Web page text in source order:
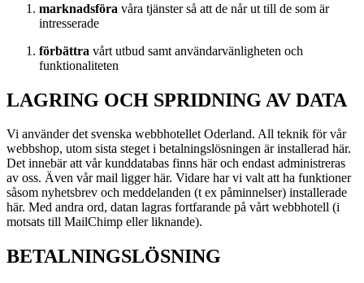
marknadsföra våra tjänster så att de når ut till de som är
intresserade
förbättra vårt utbud samt användarvänligheten och
funktionaliteten
LAGRING OCH SPRIDNING AV DATA
Vi använder det svenska webbhotellet Oderland. All teknik för vår
webbshop, utom sista steget i betalningslösningen är installerad här.
Det innebär att vår kunddatabas finns här och endast administreras
av oss. Även vår mail ligger här. Vidare har vi valt att ha funktioner
såsom nyhetsbrev och meddelanden (t ex påminnelser) installerade
här. Med andra ord, datan lagras fortfarande på vårt webbhotell (i
motsats till MailChimp eller liknande).
BETALNINGSLÖSNING